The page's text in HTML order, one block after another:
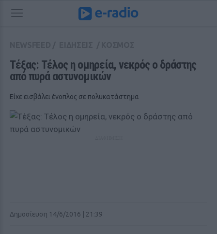
Τέξας: Τέλος η ομηρεία, νεκρός ο δράστης
από πυρά αστυνομικών
Είχε εισβάλει ένοπλος σε πολυκατάστημα
Δημοσίευση 14/6/2016 | 21:39